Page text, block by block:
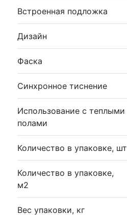
Встроенная подложка
Дизайн
Фаска
Синхронное тиснение
Использование с теплыми
полами
Количество в упаковке, шт
Количество в упаковке,
м2
Вес упаковки, кг